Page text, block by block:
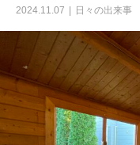
2024.11.07 日々の出来事